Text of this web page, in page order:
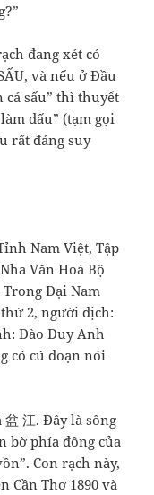
đang xét có
và nếu ở Đầu
cá sấu” thì thuyểt
dấu” (tạm gọi
rất đáng suy
Nam Việt, Tập
Văn Hoá Bộ
Trong Đại Nam
2, người dịch:
Đào Duy Anh
có cú đoạn nói
江. Đây là sông
bờ phía đông của
Con rạch này,
Cần Thơ 1890 và